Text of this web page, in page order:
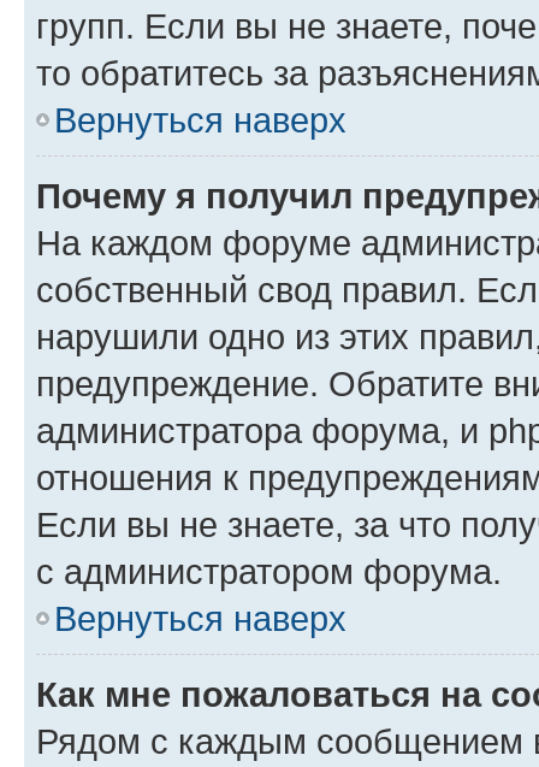
групп. Если вы не знаете,
то обратитесь за
Вернуться наверх
Почему я получил
На каждом форуме
собственный свод правил.
нарушили одно из этих
предупреждение. Обратите
администратора форума, и
отношения к
Если вы не знаете, за что
с администратором форума.
Вернуться наверх
Как мне пожаловаться на
Рядом с каждым сообщением